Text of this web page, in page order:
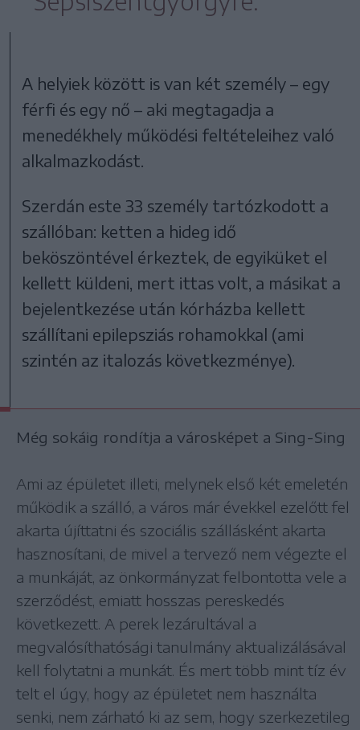
A helyiek között is van két személy – egy
férfi és egy nő – aki megtagadja a
menedékhely működési feltételeihez való
alkalmazkodást.
Szerdán este 33 személy tartózkodott a
szállóban: ketten a hideg idő
beköszöntével érkeztek, de egyiküket el
kellett küldeni, mert ittas volt, a másikat a
bejelentkezése után kórházba kellett
szállítani epilepsziás rohamokkal (ami
szintén az italozás következménye).
Még sokáig rondítja a városképet a Sing-Sing
Ami az épületet illeti, melynek első két emeletén
működik a szálló, a város már évekkel ezelőtt fel
akarta újíttatni és szociális szállásként akarta
hasznosítani, de mivel a tervező nem végezte el
a munkáját, az önkormányzat felbontotta vele a
szerződést, emiatt hosszas pereskedés
következett. A perek lezárultával a
megvalósíthatósági tanulmány aktualizálásával
kell folytatni a munkát. És mert több mint tíz év
telt el úgy, hogy az épületet nem használta
senki, nem zárható ki az sem, hogy szerkezetileg